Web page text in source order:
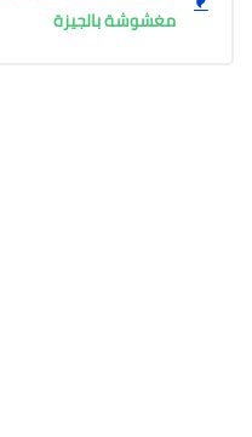
مغشوشة بالجيزة